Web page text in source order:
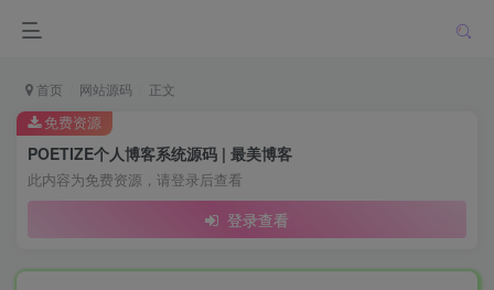
首页 网站源码 正文
POETIZE个人博客系统源码 | 最美博客
此内容为免费资源，请登录后查看
登录查看
免费资源